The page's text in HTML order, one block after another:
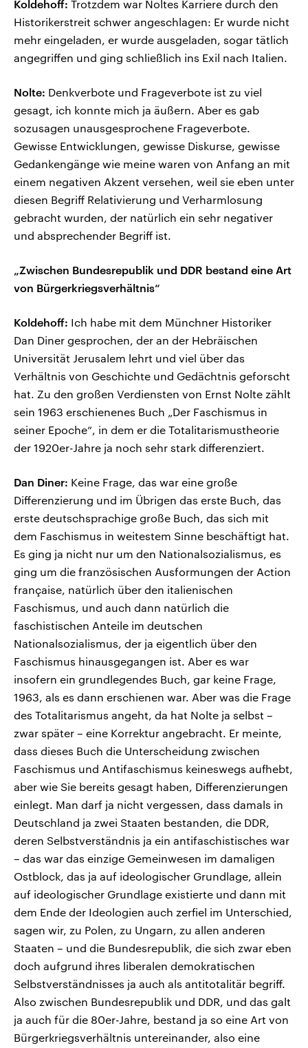
Koldehoff: Trotzdem war Noltes Karriere durch den
Historikerstreit schwer angeschlagen: Er wurde nicht
mehr eingeladen, er wurde ausgeladen, sogar tätlich
angegriffen und ging schließlich ins Exil nach Italien.
Nolte: Denkverbote und Frageverbote ist zu viel
gesagt, ich konnte mich ja äußern. Aber es gab
sozusagen unausgesprochene Frageverbote.
Gewisse Entwicklungen, gewisse Diskurse, gewisse
Gedankengänge wie meine waren von Anfang an mit
einem negativen Akzent versehen, weil sie eben unter
diesen Begriff Relativierung und Verharmlosung
gebracht wurden, der natürlich ein sehr negativer
und absprechender Begriff ist.
„Zwischen Bundesrepublik und DDR bestand eine Art
von Bürgerkriegsverhältnis“
Koldehoff: Ich habe mit dem Münchner Historiker
Dan Diner gesprochen, der an der Hebräischen
Universität Jerusalem lehrt und viel über das
Verhältnis von Geschichte und Gedächtnis geforscht
hat. Zu den großen Verdiensten von Ernst Nolte zählt
sein 1963 erschienenes Buch „Der Faschismus in
seiner Epoche“, in dem er die Totalitarismustheorie
der 1920er-Jahre ja noch sehr stark differenziert.
Dan Diner: Keine Frage, das war eine große
Differenzierung und im Übrigen das erste Buch, das
erste deutschsprachige große Buch, das sich mit
dem Faschismus in weitestem Sinne beschäftigt hat.
Es ging ja nicht nur um den Nationalsozialismus, es
ging um die französischen Ausformungen der Action
française, natürlich über den italienischen
Faschismus, und auch dann natürlich die
faschistischen Anteile im deutschen
Nationalsozialismus, der ja eigentlich über den
Faschismus hinausgegangen ist. Aber es war
insofern ein grundlegendes Buch, gar keine Frage,
1963, als es dann erschienen war. Aber was die Frage
des Totalitarismus angeht, da hat Nolte ja selbst –
zwar später – eine Korrektur angebracht. Er meinte,
dass dieses Buch die Unterscheidung zwischen
Faschismus und Antifaschismus keineswegs aufhebt,
aber wie Sie bereits gesagt haben, Differenzierungen
einlegt. Man darf ja nicht vergessen, dass damals in
Deutschland ja zwei Staaten bestanden, die DDR,
deren Selbstverständnis ja ein antifaschistisches war
– das war das einzige Gemeinwesen im damaligen
Ostblock, das ja auf ideologischer Grundlage, allein
auf ideologischer Grundlage existierte und dann mit
dem Ende der Ideologien auch zerfiel im Unterschied,
sagen wir, zu Polen, zu Ungarn, zu allen anderen
Staaten – und die Bundesrepublik, die sich zwar eben
doch aufgrund ihres liberalen demokratischen
Selbstverständnisses ja auch als antitotalitär begriff.
Also zwischen Bundesrepublik und DDR, und das galt
ja auch für die 80er-Jahre, bestand ja so eine Art von
Bürgerkriegsverhältnis untereinander, also eine